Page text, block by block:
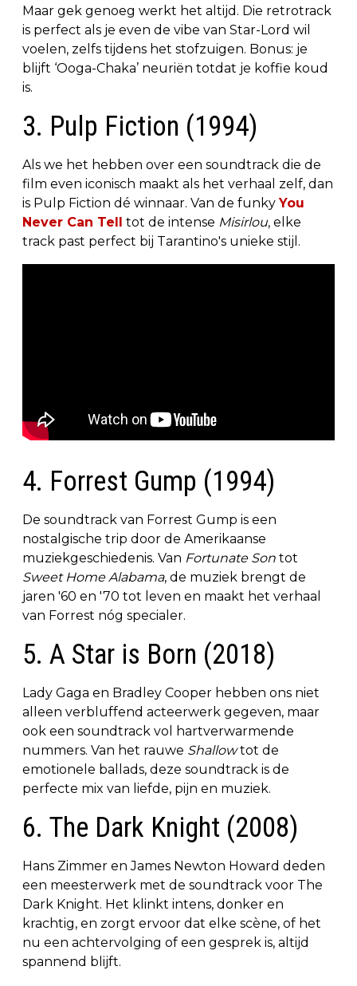
Maar gek genoeg werkt het altijd. Die retrotrack
is perfect als je even de vibe van Star-Lord wil
voelen, zelfs tijdens het stofzuigen. Bonus: je
blijft ‘Ooga-Chaka’ neuriën totdat je koffie koud
is.
3. Pulp Fiction (1994)
Als we het hebben over een soundtrack die de
film even iconisch maakt als het verhaal zelf, dan
is Pulp Fiction dé winnaar. Van de funkyYou
Never Can Tell tot de intense Misirlou, elke
track past perfect bij Tarantino's unieke stijl.
4. Forrest Gump (1994)
De soundtrack van Forrest Gump is een
nostalgische trip door de Amerikaanse
muziekgeschiedenis. Van Fortunate Son tot
Sweet Home Alabama, de muziek brengt de
jaren '60 en '70 tot leven en maakt het verhaal
van Forrest nóg specialer.
5. A Star is Born (2018)
Lady Gaga en Bradley Cooper hebben ons niet
alleen verbluffend acteerwerk gegeven, maar
ook een soundtrack vol hartverwarmende
nummers. Van het rauwe Shallowtot de
emotionele ballads, deze soundtrack is de
perfecte mix van liefde, pijn en muziek.
6. The Dark Knight (2008)
Hans Zimmer en James Newton Howard deden
een meesterwerk met de soundtrack voor The
Dark Knight. Het klinkt intens, donker en
krachtig, en zorgt ervoor dat elke scène, of het
nu een achtervolging of een gesprek is, altijd
spannend blijft.